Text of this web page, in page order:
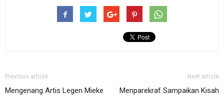
Previous article
Mengenang Artis Legen Mieke
Next article
Menparekraf Sampaikan Kisah